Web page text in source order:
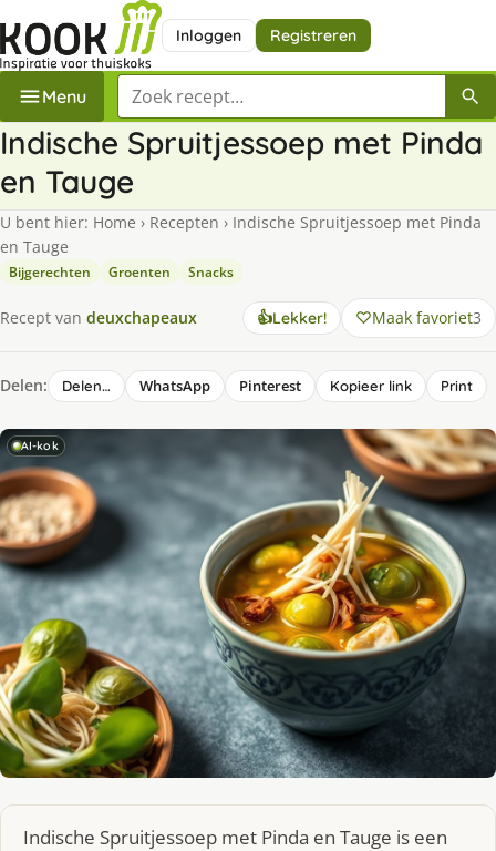
Inloggen Registreren
Menu Zoek een recept
Indische Spruitjessoep met Pinda
en Tauge
U bent hier: Home › Recepten › Indische Spruitjessoep met Pinda
en Tauge
Bijgerechten Groenten Snacks
Recept van deuxchapeaux 👍Lekker! Maak favoriet3
Delen: Delen… WhatsApp Pinterest Kopieer link Print
AI-kok
Indische Spruitjessoep met Pinda en Tauge is een